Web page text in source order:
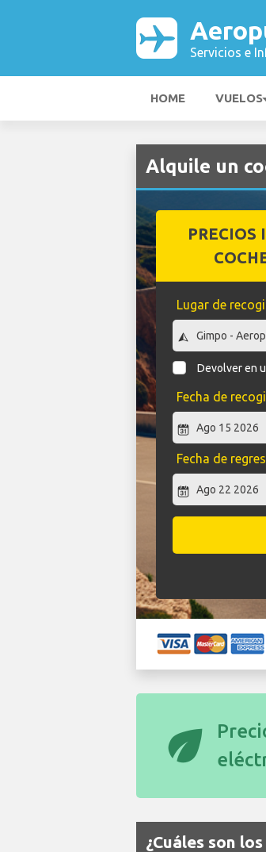
Servicios e
HOME VUELOS
Alquile un
PRECIOS
Lugar de
Devolver en
Fecha de
Fecha de
eco
¿Cuáles son